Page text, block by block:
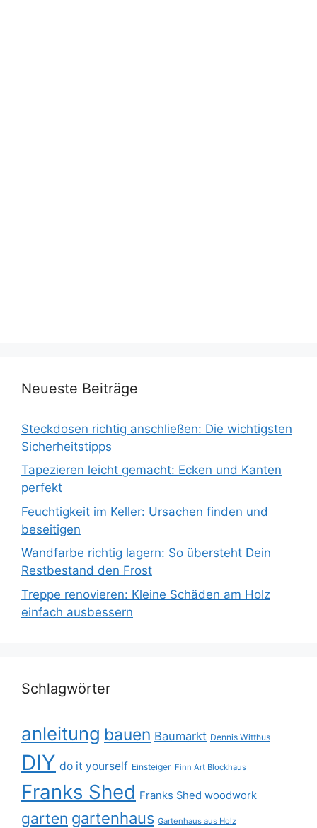
Neueste Beiträge
Steckdosen richtig anschließen: Die wichtigsten
Sicherheitstipps
Tapezieren leicht gemacht: Ecken und Kanten
perfekt
Feuchtigkeit im Keller: Ursachen finden und
beseitigen
Wandfarbe richtig lagern: So übersteht Dein
Restbestand den Frost
Treppe renovieren: Kleine Schäden am Holz
einfach ausbessern
Schlagwörter
anleitung bauen Baumarkt Dennis Witthus
DIY do it yourself Einsteiger Finn Art Blockhaus
Franks Shed Franks Shed woodwork
garten gartenhaus Gartenhaus aus Holz